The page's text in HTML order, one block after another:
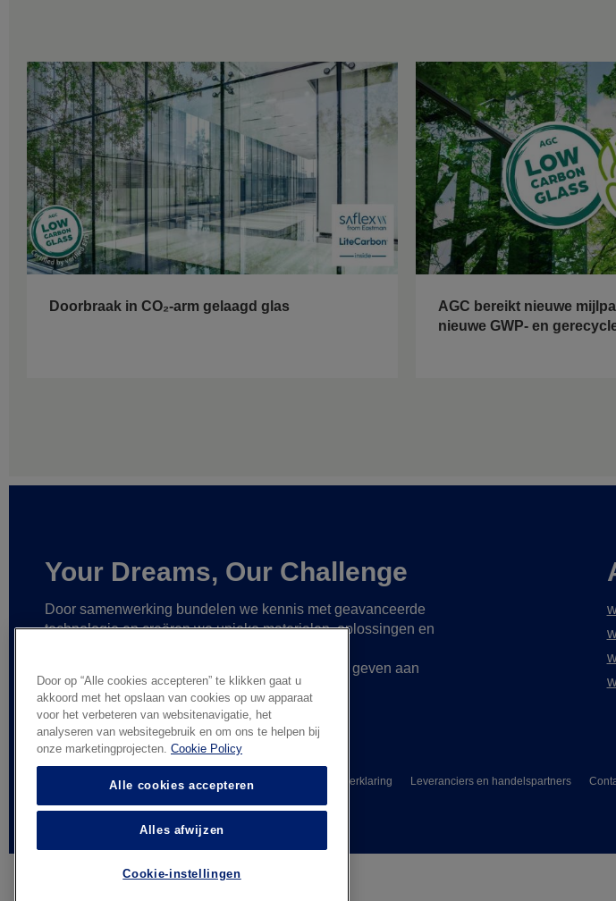
Doorbraak in CO₂-arm gelaagd glas
AGC bereikt nieuwe
nieuwe GWP- en
Your Dreams, Our Challenge
Door samenwerking bundelen we kennis met geavanceerde
technologieen creëren we unieke materialen, oplossingen en
en vorm te geven aan
gedurfde ideeën.
© AGC Glass Europe 2026 Wettelijke informatie Privacyverklaring Leveranciers en handelspartners
Algemene verkoopvoorwaarden
Door op “Alle cookies accepteren” te klikken gaat u
akkoord met het opslaan van cookies op uw apparaat
voor het verbeteren van websitenavigatie, het
analyseren van websitegebruik en om ons te helpen bij
onze marketingprojecten. Cookie Policy
Alle cookies accepteren
Alles afwijzen
Cookie-instellingen